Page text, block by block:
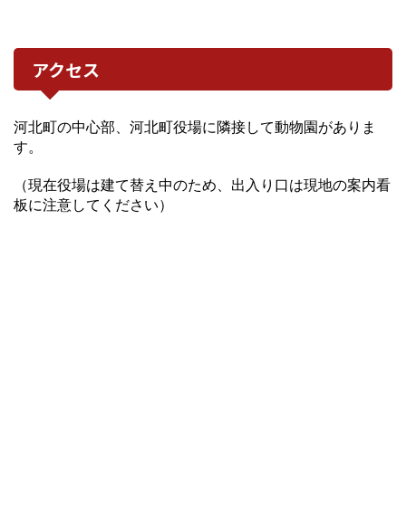
アクセス
河北町の中心部、河北町役場に隣接して動物園がありま
す。
（現在役場は建て替え中のため、出入り口は現地の案内看
板に注意してください）